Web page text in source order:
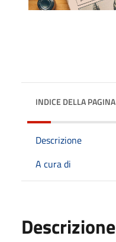
INDICE DELLA PAGINA
Descrizione
A cura di
Descrizione